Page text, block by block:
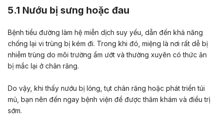
5.1 Nướu bị sưng hoặc đau
Bệnh tiểu đường làm hệ miễn dịch suy yếu, dẫn đến khả năng
chống lại vi trùng bị kém đi. Trong khi đó, miệng là nơi rất dễ bị
nhiễm trùng do môi trường ẩm ướt và thường xuyên có thức ăn
bị mắc lại ở chân răng.
Do vậy, khi thấy nướu bị lỏng, tụt chân răng hoặc phát triển túi
mủ, bạn nên đến ngay bệnh viện để được thăm khám và điều trị
sớm.